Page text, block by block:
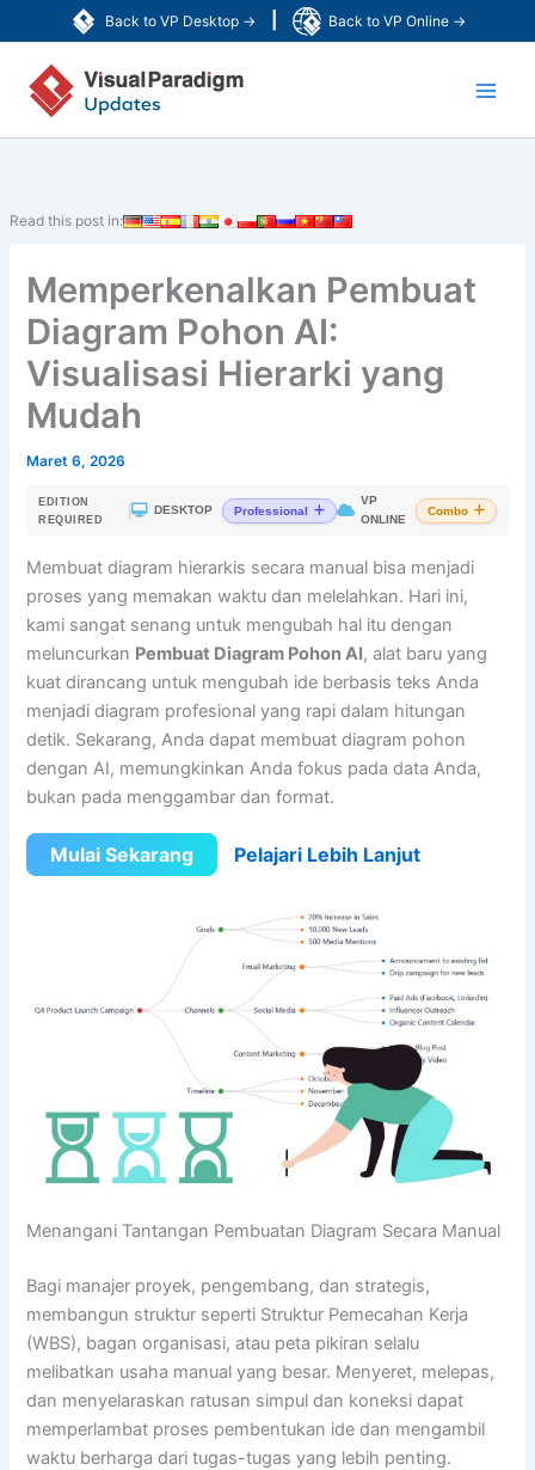
Back to VP Desktop → Back to VP Online →
ke
konten
Read this post in:
Memperkenalkan Pembuat
Diagram Pohon AI:
Visualisasi Hierarki yang
Mudah
Maret 6, 2026
EDITION
REQUIRED
DESKTOP Professional
VP
ONLINE
Combo
Membuat diagram hierarkis secara manual bisa menjadi
proses yang memakan waktu dan melelahkan. Hari ini,
kami sangat senang untuk mengubah hal itu dengan
meluncurkan Pembuat Diagram Pohon AI, alat baru yang
kuat dirancang untuk mengubah ide berbasis teks Anda
menjadi diagram profesional yang rapi dalam hitungan
detik. Sekarang, Anda dapat membuat diagram pohon
dengan AI, memungkinkan Anda fokus pada data Anda,
bukan pada menggambar dan format.
Mulai Sekarang Pelajari Lebih Lanjut
Menangani Tantangan Pembuatan Diagram Secara Manual
Bagi manajer proyek, pengembang, dan strategis,
membangun struktur seperti Struktur Pemecahan Kerja
(WBS), bagan organisasi, atau peta pikiran selalu
melibatkan usaha manual yang besar. Menyeret, melepas,
dan menyelaraskan ratusan simpul dan koneksi dapat
memperlambat proses pembentukan ide dan mengambil
waktu berharga dari tugas-tugas yang lebih penting.